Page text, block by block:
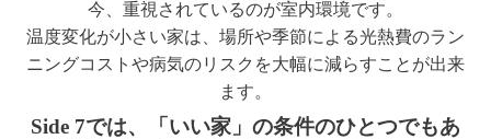
今、重視されているのが室内環境です。
温度変化が小さい家は、場所や季節による光熱費のラン
ニングコストや病気のリスクを大幅に減らすことが出来
ます。
Side 7では、「いい家」の条件のひとつでもあ